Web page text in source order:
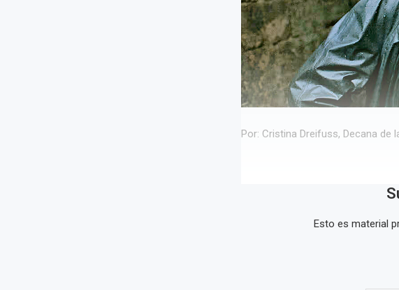
Por: Cristina Dreifuss, Decana de
Esto es material